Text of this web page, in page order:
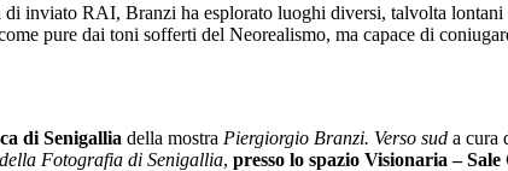
inviato RAI, Branzi ha esplorato luoghi diversi, talvolta
pure dai toni sofferti del Neorealismo, ma capace di
di Senigallia della mostra Piergiorgio Branzi. Verso sud a cura
Fotografia di Senigallia, presso lo spazio Visionaria –